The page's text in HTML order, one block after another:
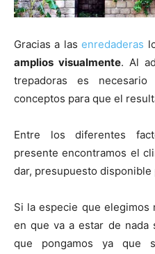
Gracias a lasenredaderas
amplios visualmente. Al
trepadoras es
conceptos para que el
Entre los diferentes
presente encontramos el
dar, presupuesto disponible
Si la especie que elegimos
en que va a estar de nada
que pongamos ya que